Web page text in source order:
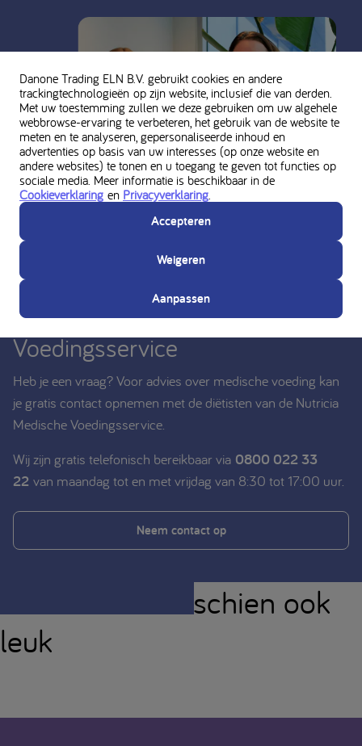
Vraag persoonlijk advies aan de
Nutricia Medische
Voedingsservice
Heb je een vraag? Voor advies over medische voeding kan
je gratis contact opnemen met de diëtisten van de Nutricia
Medische Voedingsservice.
Wij zijn gratis telefonisch bereikbaar via 0800 022 33
22 van maandag tot en met vrijdag van 8:30 tot 17:00 uur.
Neem contact op
Je vindt dit misschien ook
leuk
Danone Trading ELN B.V. gebruikt cookies en andere
trackingtechnologieën op zijn website, inclusief die van derden.
Met uw toestemming zullen we deze gebruiken om uw algehele
webbrowse-ervaring te verbeteren, het gebruik van de website te
meten en te analyseren, gepersonaliseerde inhoud en
advertenties op basis van uw interesses (op onze website en
andere websites) te tonen en u toegang te geven tot functies op
sociale media. Meer informatie is beschikbaar in de
Cookieverklaring en Privacyverklaring
Accepteren
Weigeren
Aanpassen